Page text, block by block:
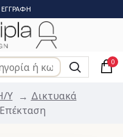
ΕΓΓΡΑΦΉ
0
Υ
Δικτυακά